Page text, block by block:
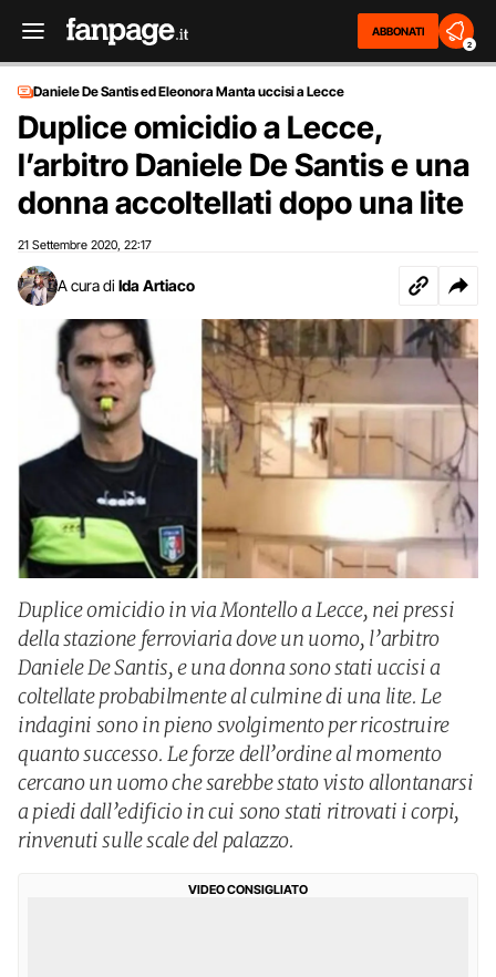
ABBONATI
2
Daniele De Santis ed Eleonora Manta uccisi a Lecce
Duplice omicidio a Lecce,
l’arbitro Daniele De Santis e una
donna accoltellati dopo una lite
21 Settembre 2020 22:17
A cura di Ida Artiaco
Duplice omicidio in via Montello a Lecce, nei pressi
della stazione ferroviaria dove un uomo, l’arbitro
Daniele De Santis, e una donna sono stati uccisi a
coltellate probabilmente al culmine di una lite. Le
indagini sono in pieno svolgimento per ricostruire
quanto successo. Le forze dell’ordine al momento
cercano un uomo che sarebbe stato visto allontanarsi
a piedi dall’edificio in cui sono stati ritrovati i corpi,
rinvenuti sulle scale del palazzo.
VIDEO CONSIGLIATO